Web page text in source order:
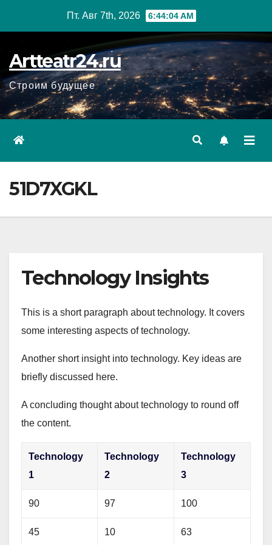
Пт. Авг 7th, 2026 6:44:05 AM
Artteatr24.ru
Строим будущее
51D7XGKL
Technology Insights
This is a short paragraph about technology. It covers
some interesting aspects of technology.
Another short insight into technology. Key ideas are
briefly discussed here.
A concluding thought about technology to round off
the content.
Technology
1
Technology
2
Technology
3
90 97 100
45 10 63